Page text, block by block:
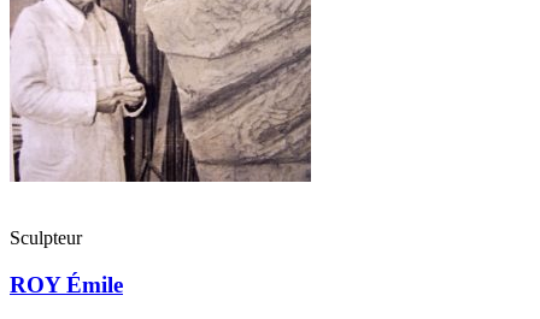
Sculpteur
ROY Émile